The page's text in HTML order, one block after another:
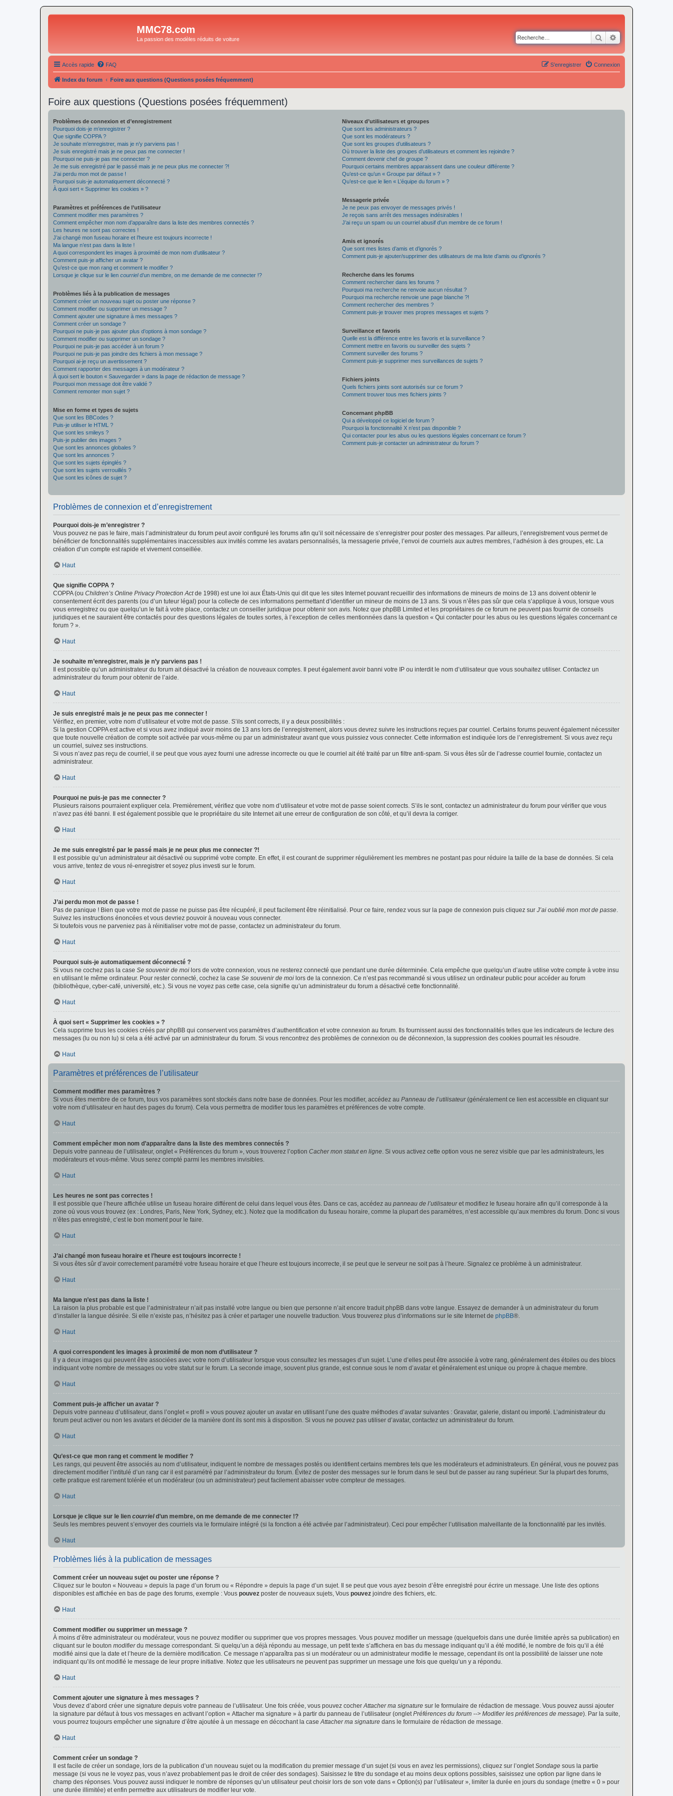
MMC78.com
La passion des modèles réduits de voiture Rechercher
Accès rapide FAQ Connexion
S’enregistrer
Index du forum Foire aux questions (Questions posées fréquemment)
Foire aux questions (Questions posées fréquemment)
Problèmes de connexion et d’enregistrement
Pourquoi dois-je m’enregistrer ?
Que signifie COPPA ?
Je souhaite m’enregistrer, mais je n’y parviens pas !
Je suis enregistré mais je ne peux pas me connecter !
Pourquoi ne puis-je pas me connecter ?
Je me suis enregistré par le passé mais je ne peux plus me connecter ?!
J’ai perdu mon mot de passe !
Pourquoi suis-je automatiquement déconnecté ?
À quoi sert « Supprimer les cookies » ?
Paramètres et préférences de l’utilisateur
Comment modifier mes paramètres ?
Comment empêcher mon nom d’apparaître dans la liste des membres connectés ?
Les heures ne sont pas correctes !
J’ai changé mon fuseau horaire et l’heure est toujours incorrecte !
Ma langue n’est pas dans la liste !
A quoi correspondent les images à proximité de mon nom d’utilisateur ?
Comment puis-je afficher un avatar ?
Qu’est-ce que mon rang et comment le modifier ?
Lorsque je clique sur le lien courrield’un membre, on me demande de me connecter !?
Problèmes liés à la publication de messages
Comment créer un nouveau sujet ou poster une réponse ?
Comment modifier ou supprimer un message ?
Comment ajouter une signature à mes messages ?
Comment créer un sondage ?
Pourquoi ne puis-je pas ajouter plus d’options à mon sondage ?
Comment modifier ou supprimer un sondage ?
Pourquoi ne puis-je pas accéder à un forum ?
Pourquoi ne puis-je pas joindre des fichiers à mon message ?
Pourquoi ai-je reçu un avertissement ?
Comment rapporter des messages à un modérateur ?
À quoi sert le bouton « Sauvegarder » dans la page de rédaction de message ?
Pourquoi mon message doit être validé ?
Comment remonter mon sujet ?
Mise en forme et types de sujets
Que sont les BBCodes ?
Puis-je utiliser le HTML ?
Que sont les smileys ?
Puis-je publier des images ?
Que sont les annonces globales ?
Que sont les annonces ?
Que sont les sujets épinglés ?
Que sont les sujets verrouillés ?
Que sont les icônes de sujet ?
Niveaux d’utilisateurs et groupes
Que sont les administrateurs ?
Que sont les modérateurs ?
Que sont les groupes d’utilisateurs ?
Où trouver la liste des groupes d’utilisateurs et comment les rejoindre ?
Comment devenir chef de groupe ?
Pourquoi certains membres apparaissent dans une couleur différente ?
Qu’est-ce qu’un « Groupe par défaut » ?
Qu’est-ce que le lien « L’équipe du forum » ?
Messagerie privée
Je ne peux pas envoyer de messages privés !
Je reçois sans arrêt des messages indésirables !
J’ai reçu un spam ou un courriel abusif d’un membre de ce forum !
Amis et ignorés
Que sont mes listes d’amis et d’ignorés ?
Comment puis-je ajouter/supprimer des utilisateurs de ma liste d’amis ou d’ignorés ?
Recherche dans les forums
Comment rechercher dans les forums ?
Pourquoi ma recherche ne renvoie aucun résultat ?
Pourquoi ma recherche renvoie une page blanche ?!
Comment rechercher des membres ?
Comment puis-je trouver mes propres messages et sujets ?
Surveillance et favoris
Quelle est la différence entre les favoris et la surveillance ?
Comment mettre en favoris ou surveiller des sujets ?
Comment surveiller des forums ?
Comment puis-je supprimer mes surveillances de sujets ?
Fichiers joints
Quels fichiers joints sont autorisés sur ce forum ?
Comment trouver tous mes fichiers joints ?
Concernant phpBB
Qui a développé ce logiciel de forum ?
Pourquoi la fonctionnalité X n’est pas disponible ?
Qui contacter pour les abus ou les questions légales concernant ce forum ?
Comment puis-je contacter un administrateur du forum ?
Problèmes de connexion et d’enregistrement
Pourquoi dois-je m’enregistrer ?
Vous pouvez ne pas le faire, mais l’administrateur du forum peut avoir configuré les forums afin qu’il soit nécessaire de s’enregistrer pour poster des messages. Par ailleurs, l’enregistrement vous permet de
bénéficier de fonctionnalités supplémentaires inaccessibles aux invités comme les avatars personnalisés, la messagerie privée, l’envoi de courriels aux autres membres, l’adhésion à des groupes, etc. La
création d’un compte est rapide et vivement conseillée.
Haut
Que signifie COPPA ?
COPPA (ou Children’s Online Privacy Protection Actde 1998) est une loi aux États-Unis qui dit que les sites Internet pouvant recueillir des informations de mineurs de moins de 13 ans doivent obtenir le
consentement écrit des parents (ou d’un tuteur légal) pour la collecte de ces informations permettant d’identifier un mineur de moins de 13 ans. Si vous n’êtes pas sûr que cela s’applique à vous, lorsque vous
vous enregistrez ou que quelqu’un le fait à votre place, contactez un conseiller juridique pour obtenir son avis. Notez que phpBB Limited et les propriétaires de ce forum ne peuvent pas fournir de conseils
juridiques et ne sauraient être contactés pour des questions légales de toutes sortes, à l’exception de celles mentionnées dans la question « Qui contacter pour les abus ou les questions légales concernant ce
forum ? ».
Haut
Je souhaite m’enregistrer, mais je n’y parviens pas !
Il est possible qu’un administrateur du forum ait désactivé la création de nouveaux comptes. Il peut également avoir banni votre IP ou interdit le nom d’utilisateur que vous souhaitez utiliser. Contactez un
administrateur du forum pour obtenir de l’aide.
Haut
Je suis enregistré mais je ne peux pas me connecter !
Vérifiez, en premier, votre nom d’utilisateur et votre mot de passe. S’ils sont corrects, il y a deux possibilités :
Si la gestion COPPA est active et si vous avez indiqué avoir moins de 13 ans lors de l’enregistrement, alors vous devrez suivre les instructions reçues par courriel. Certains forums peuvent également nécessiter
que toute nouvelle création de compte soit activée par vous-même ou par un administrateur avant que vous puissiez vous connecter. Cette information est indiquée lors de l’enregistrement. Si vous avez reçu
un courriel, suivez ses instructions.
Si vous n’avez pas reçu de courriel, il se peut que vous ayez fourni une adresse incorrecte ou que le courriel ait été traité par un filtre anti-spam. Si vous êtes sûr de l’adresse courriel fournie, contactez un
administrateur.
Haut
Pourquoi ne puis-je pas me connecter ?
Plusieurs raisons pourraient expliquer cela. Premièrement, vérifiez que votre nom d’utilisateur et votre mot de passe soient corrects. S’ils le sont, contactez un administrateur du forum pour vérifier que vous
n’avez pas été banni. Il est également possible que le propriétaire du site Internet ait une erreur de configuration de son côté, et qu’il devra la corriger.
Haut
Je me suis enregistré par le passé mais je ne peux plus me connecter ?!
Il est possible qu’un administrateur ait désactivé ou supprimé votre compte. En effet, il est courant de supprimer régulièrement les membres ne postant pas pour réduire la taille de la base de données. Si cela
vous arrive, tentez de vous ré-enregistrer et soyez plus investi sur le forum.
Haut
J’ai perdu mon mot de passe !
Pas de panique ! Bien que votre mot de passe ne puisse pas être récupéré, il peut facilement être réinitialisé. Pour ce faire, rendez vous sur la page de connexion puis cliquez sur J’ai oublié mon mot de passe
Suivez les instructions énoncées et vous devriez pouvoir à nouveau vous connecter.
Si toutefois vous ne parveniez pas à réinitialiser votre mot de passe, contactez un administrateur du forum.
Haut
Pourquoi suis-je automatiquement déconnecté ?
Si vous ne cochez pas la case Se souvenir de moi lors de votre connexion, vous ne resterez connecté que pendant une durée déterminée. Cela empêche que quelqu’un d’autre utilise votre compte à votre insu
en utilisant le même ordinateur. Pour rester connecté, cochez la case Se souvenir de moi lors de la connexion. Ce n’est pas recommandé si vous utilisez un ordinateur public pour accéder au forum
(bibliothèque, cyber-café, université, etc.). Si vous ne voyez pas cette case, cela signifie qu’un administrateur du forum a désactivé cette fonctionnalité.
Haut
À quoi sert « Supprimer les cookies » ?
Cela supprime tous les cookies créés par phpBB qui conservent vos paramètres d’authentification et votre connexion au forum. Ils fournissent aussi des fonctionnalités telles que les indicateurs de lecture des
messages (lu ou non lu) si cela a été activé par un administrateur du forum. Si vous rencontrez des problèmes de connexion ou de déconnexion, la suppression des cookies pourrait les résoudre.
Haut
Paramètres et préférences de l’utilisateur
Comment modifier mes paramètres ?
Si vous êtes membre de ce forum, tous vos paramètres sont stockés dans notre base de données. Pour les modifier, accédez au Panneau de l’utilisateur(généralement ce lien est accessible en cliquant sur
votre nom d’utilisateur en haut des pages du forum). Cela vous permettra de modifier tous les paramètres et préférences de votre compte.
Haut
Comment empêcher mon nom d’apparaître dans la liste des membres connectés ?
Depuis votre panneau de l’utilisateur, onglet « Préférences du forum », vous trouverez l’option Cacher mon statut en ligne . Si vous activez cette option vous ne serez visible que par les administrateurs, les
modérateurs et vous-même. Vous serez compté parmi les membres invisibles.
Haut
Les heures ne sont pas correctes !
Il est possible que l’heure affichée utilise un fuseau horaire différent de celui dans lequel vous êtes. Dans ce cas, accédez au panneau de l’utilisateuret modifiez le fuseau horaire afin qu’il corresponde à la
zone où vous vous trouvez (ex : Londres, Paris, New York, Sydney, etc.). Notez que la modification du fuseau horaire, comme la plupart des paramètres, n’est accessible qu’aux membres du forum. Donc si vous
n’êtes pas enregistré, c’est le bon moment pour le faire.
Haut
J’ai changé mon fuseau horaire et l’heure est toujours incorrecte !
Si vous êtes sûr d’avoir correctement paramétré votre fuseau horaire et que l’heure est toujours incorrecte, il se peut que le serveur ne soit pas à l’heure. Signalez ce problème à un administrateur.
Haut
Ma langue n’est pas dans la liste !
La raison la plus probable est que l’administrateur n’ait pas installé votre langue ou bien que personne n’ait encore traduit phpBB dans votre langue. Essayez de demander à un administrateur du forum
d’installer la langue désirée. Si elle n’existe pas, n’hésitez pas à créer et partager une nouvelle traduction. Vous trouverez plus d’informations sur le site Internet de phpBB®.
Haut
A quoi correspondent les images à proximité de mon nom d’utilisateur ?
Il y a deux images qui peuvent être associées avec votre nom d’utilisateur lorsque vous consultez les messages d’un sujet. L’une d’elles peut être associée à votre rang, généralement des étoiles ou des blocs
indiquant votre nombre de messages ou votre statut sur le forum. La seconde image, souvent plus grande, est connue sous le nom d’avatar et généralement est unique ou propre à chaque membre.
Haut
Comment puis-je afficher un avatar ?
Depuis votre panneau d’utilisateur, dans l’onglet « profil » vous pouvez ajouter un avatar en utilisant l’une des quatre méthodes d’avatar suivantes : Gravatar, galerie, distant ou importé. L’administrateur du
forum peut activer ou non les avatars et décider de la manière dont ils sont mis à disposition. Si vous ne pouvez pas utiliser d’avatar, contactez un administrateur du forum.
Haut
Qu’est-ce que mon rang et comment le modifier ?
Les rangs, qui peuvent être associés au nom d’utilisateur, indiquent le nombre de messages postés ou identifient certains membres tels que les modérateurs et administrateurs. En général, vous ne pouvez pas
directement modifier l’intitulé d’un rang car il est paramétré par l’administrateur du forum. Évitez de poster des messages sur le forum dans le seul but de passer au rang supérieur. Sur la plupart des forums,
cette pratique est rarement tolérée et un modérateur (ou un administrateur) peut facilement abaisser votre compteur de messages.
Haut
Lorsque je clique sur le lien courrield’un membre, on me demande de me connecter !?
Seuls les membres peuvent s’envoyer des courriels via le formulaire intégré (si la fonction a été activée par l’administrateur). Ceci pour empêcher l’utilisation malveillante de la fonctionnalité par les invités.
Haut
Problèmes liés à la publication de messages
Comment créer un nouveau sujet ou poster une réponse ?
Cliquez sur le bouton « Nouveau » depuis la page d’un forum ou « Répondre » depuis la page d’un sujet. Il se peut que vous ayez besoin d’être enregistré pour écrire un message. Une liste des options
disponibles est affichée en bas de page des forums, exemple : Vous pouvez poster de nouveaux sujets, Vous pouvez joindre des fichiers, etc.
Haut
Comment modifier ou supprimer un message ?
À moins d’être administrateur ou modérateur, vous ne pouvez modifier ou supprimer que vos propres messages. Vous pouvez modifier un message (quelquefois dans une durée limitée après sa publication) en
cliquant sur le bouton modifierdu message correspondant. Si quelqu’un a déjà répondu au message, un petit texte s’affichera en bas du message indiquant qu’il a été modifié, le nombre de fois qu’il a été
modifié ainsi que la date et l’heure de la dernière modification. Ce message n’apparaîtra pas si un modérateur ou un administrateur modifie le message, cependant ils ont la possibilité de laisser une note
indiquant qu’ils ont modifié le message de leur propre initiative. Notez que les utilisateurs ne peuvent pas supprimer un message une fois que quelqu’un y a répondu.
Haut
Comment ajouter une signature à mes messages ?
Vous devez d’abord créer une signature depuis votre panneau de l’utilisateur. Une fois créée, vous pouvez cocher Attacher ma signature sur le formulaire de rédaction de message. Vous pouvez aussi ajouter
la signature par défaut à tous vos messages en activant l’option « Attacher ma signature » à partir du panneau de l’utilisateur (onglet Préférences du forum --> Modifier les préférences de message). Par la suite,
vous pourrez toujours empêcher une signature d’être ajoutée à un message en décochant la case Attacher ma signature dans le formulaire de rédaction de message.
Haut
Comment créer un sondage ?
Il est facile de créer un sondage, lors de la publication d’un nouveau sujet ou la modification du premier message d’un sujet (si vous en avez les permissions), cliquez sur l’onglet Sondage sous la partie
message (si vous ne le voyez pas, vous n’avez probablement pas le droit de créer des sondages). Saisissez le titre du sondage et au moins deux options possibles, saisissez une option par ligne dans le
champ des réponses. Vous pouvez aussi indiquer le nombre de réponses qu’un utilisateur peut choisir lors de son vote dans « Option(s) par l’utilisateur », limiter la durée en jours du sondage (mettre « 0 » pour
une durée illimitée) et enfin permettre aux utilisateurs de modifier leur vote.